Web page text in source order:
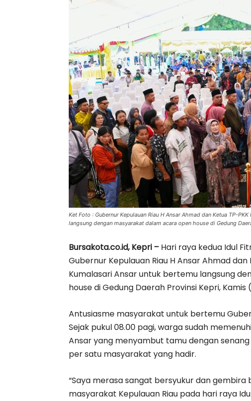
Ket Foto : Gubernur Kepulauan Riau H Ansar Ahmad dan Ketua TP-
langsung dengan masyarakat dalam acara open house di Gedung
Bursakota.co.id, Kepri – Hari raya kedua Idul
Gubernur Kepulauan Riau H Ansar Ahmad dan
Kumalasari Ansar untuk bertemu langsung
house di Gedung Daerah Provinsi Kepri, Kamis
Antusiasme masyarakat untuk bertemu
Sejak pukul 08.00 pagi, warga sudah
Ansar yang menyambut tamu dengan
per satu masyarakat yang hadir.
“Saya merasa sangat bersyukur dan
masyarakat Kepulauan Riau pada hari raya